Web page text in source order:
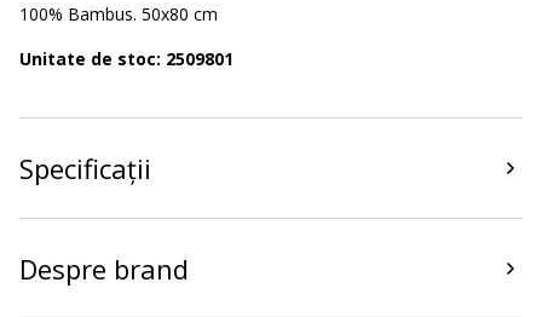
100% Bambus. 50x80 cm
Unitate de stoc: 2509801
Specificații
Despre brand